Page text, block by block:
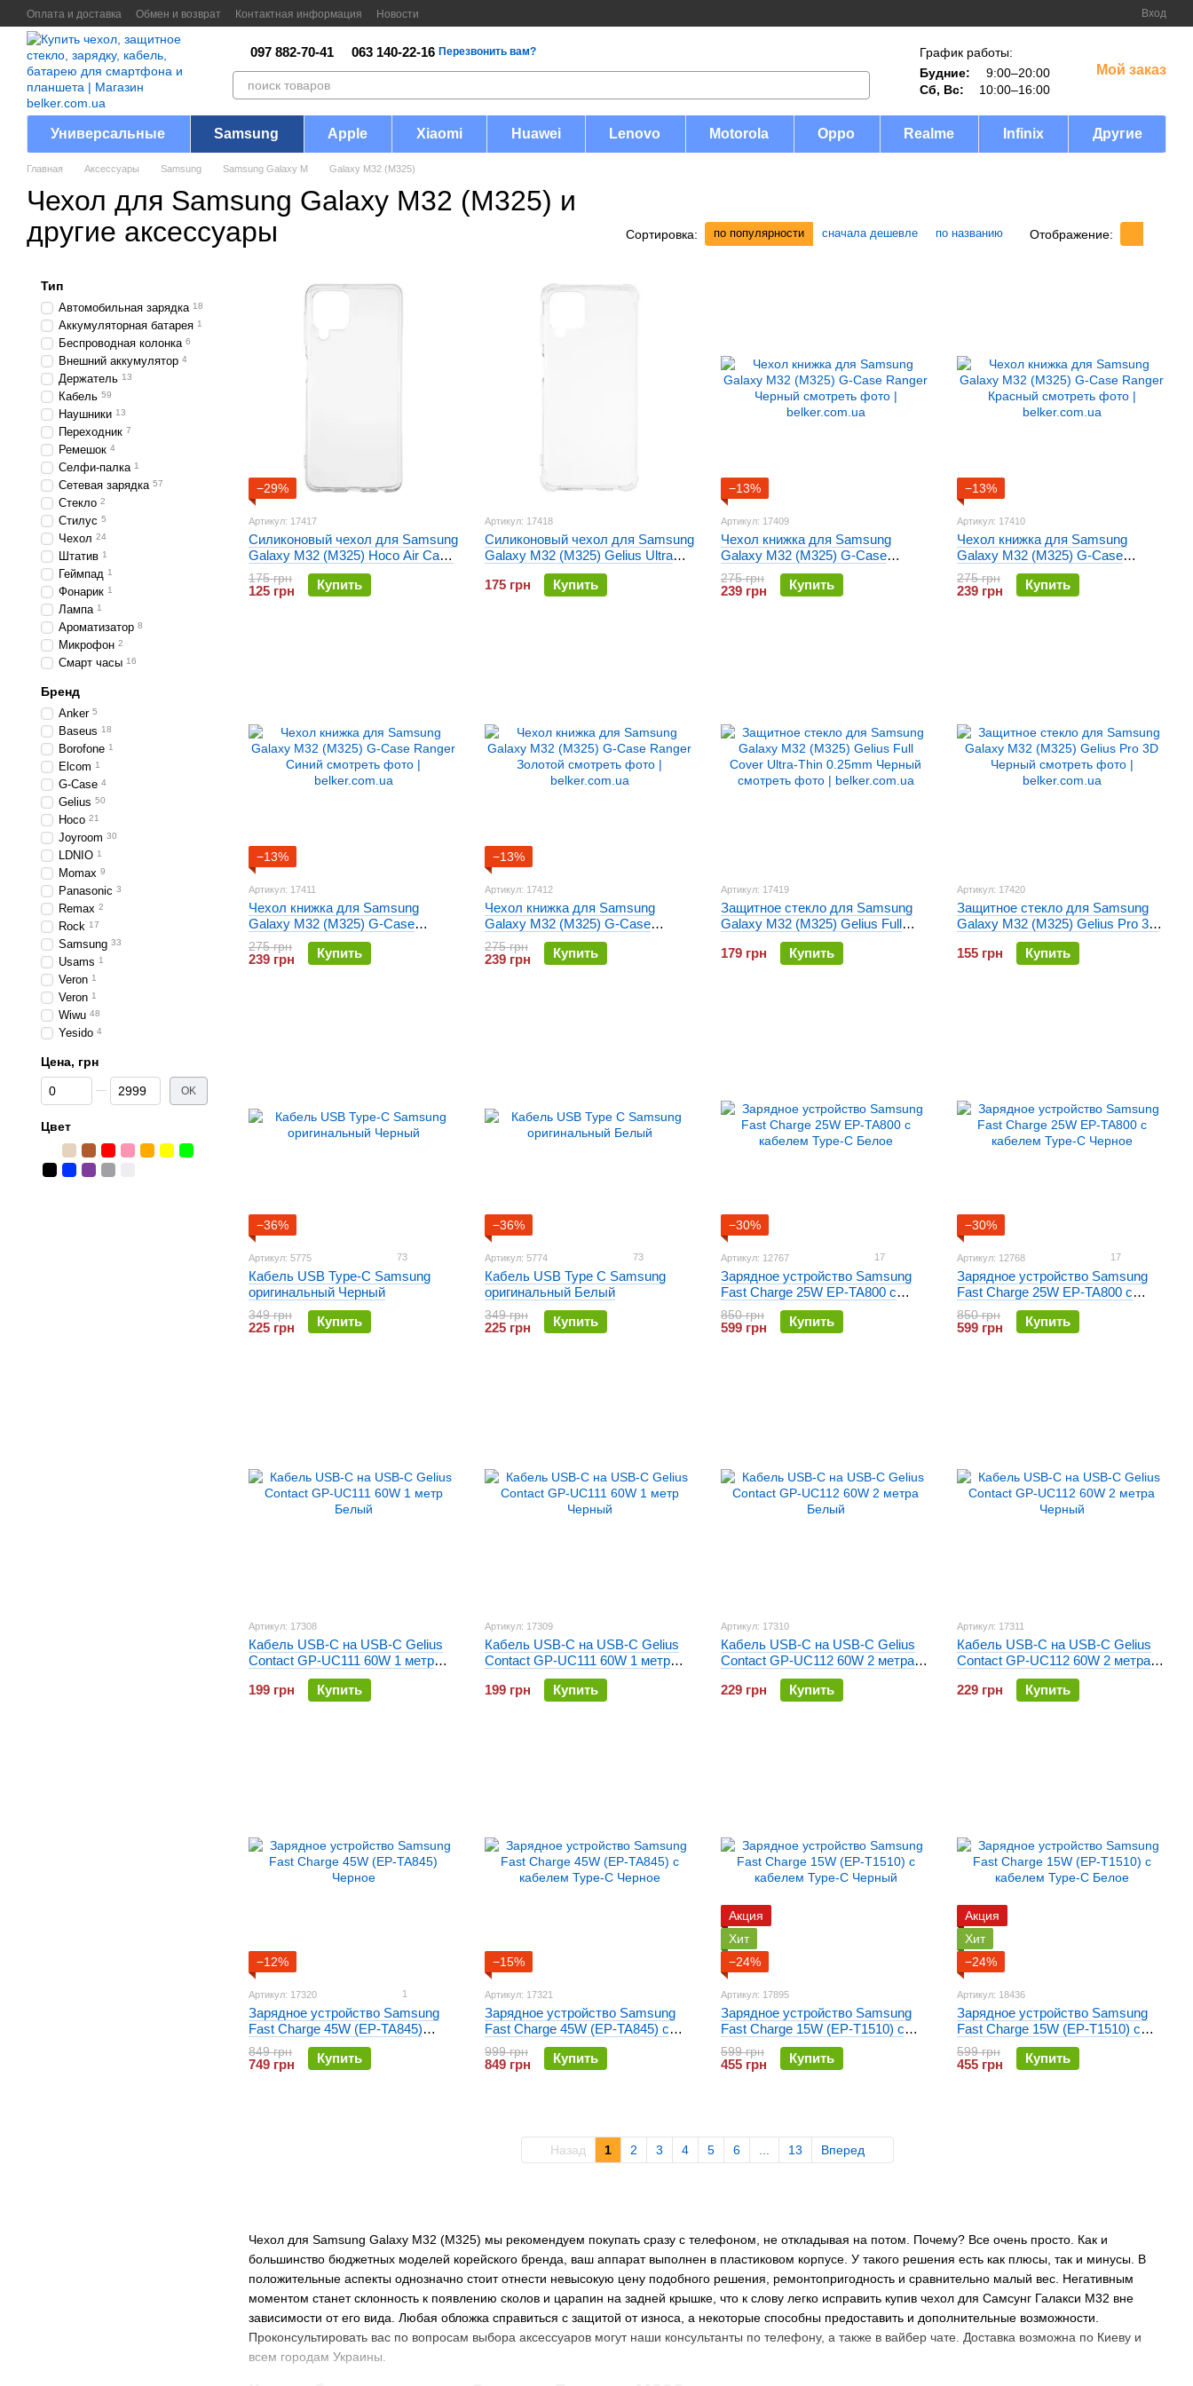
Перейти к основному контенту
Оплата и доставка Обмен и возврат Контактная информация Новости Вход
097 882-70-41 063 140-22-16 Перезвонить вам?
График работы:
Будние:
9:00–20:00
Сб, Вс:
10:00–16:00
Мой заказ
Универсальные Samsung Apple Xiaomi Huawei Lenovo Motorola Oppo Realme Infinix Другие
Главная Аксессуары Samsung Samsung Galaxy M Galaxy M32 (M325)
Чехол для Samsung Galaxy M32 (M325) и
другие аксессуары
Сортировка: по популярности сначала дешевле по названию Отображение:
Чехол для Samsung Galaxy M32 (M325) мы рекомендуем покупать сразу с телефоном, не откладывая на потом. Почему? Все очень просто. Как и
большинство бюджетных моделей корейского бренда, ваш аппарат выполнен в пластиковом корпусе. У такого решения есть как плюсы, так и минусы. В
положительные аспекты однозначно стоит отнести невысокую цену подобного решения, ремонтопригодность и сравнительно малый вес. Негативным
моментом станет склонность к появлению сколов и царапин на задней крышке, что к слову легко исправить купив чехол для Самсунг Галакси М32 вне
зависимости от его вида. Любая обложка справиться с защитой от износа, а некоторые способны предоставить и дополнительные возможности.
Проконсультировать вас по вопросам выбора аксессуаров могут наши консультанты по телефону, а также в вайбер чате. Доставка возможна по Киеву и
всем городам Украины.
−29%
Артикул: 17417
Силиконовый чехол для Samsung
Galaxy M32 (M325) Hoco Air Case
Прозрачный
175 грн
125 грн Купить
Артикул: 17418
Силиконовый чехол для Samsung
Galaxy M32 (M325) Gelius Ultra
Thin Proof Прозрачный
175 грн
Купить
−13%
Артикул: 17409
Чехол книжка для Samsung
Galaxy M32 (M325) G-Case
Ranger Черный
275 грн
239 грн Купить
−13%
Артикул: 17410
Чехол книжка для Samsung
Galaxy M32 (M325) G-Case
Ranger Красный
275 грн
239 грн Купить
−13%
Артикул: 17411
Чехол книжка для Samsung
Galaxy M32 (M325) G-Case
Ranger Синий
275 грн
239 грн Купить
−13%
Артикул: 17412
Чехол книжка для Samsung
Galaxy M32 (M325) G-Case
Ranger Золотой
275 грн
239 грн Купить
Артикул: 17419
Защитное стекло для Samsung
Galaxy M32 (M325) Gelius Full
Cover Ultra-Thin 0.25mm Черное
179 грн
Купить
Артикул: 17420
Защитное стекло для Samsung
Galaxy M32 (M325) Gelius Pro 3D
155 грн
Купить
−36%
Артикул: 5775 73
Кабель USB Type-C Samsung
оригинальный Черный
349 грн
225 грн Купить
−36%
Артикул: 5774 73
Кабель USB Type C Samsung
оригинальный Белый
349 грн
225 грн Купить
−30%
Артикул: 12767 17
Зарядное устройство Samsung
Fast Charge 25W EP-TA800 с
кабелем Type-C Белое
850 грн
599 грн Купить
−30%
Артикул: 12768 17
Зарядное устройство Samsung
Fast Charge 25W EP-TA800 с
кабелем Type-C Черное
850 грн
599 грн Купить
Артикул: 17308
Кабель USB-C на USB-C Gelius
Contact GP-UC111 60W 1 метр
199 грн
Купить
Артикул: 17309
Кабель USB-C на USB-C Gelius
Contact GP-UC111 60W 1 метр
199 грн
Купить
Артикул: 17310
Кабель USB-C на USB-C Gelius
Contact GP-UC112 60W 2 метра
229 грн
Купить
Артикул: 17311
Кабель USB-C на USB-C Gelius
Contact GP-UC112 60W 2 метра
229 грн
Купить
−12%
Артикул: 17320 1
Зарядное устройство Samsung
Fast Charge 45W (EP-TA845)
Черное
849 грн
749 грн Купить
−15%
Артикул: 17321
Зарядное устройство Samsung
Fast Charge 45W (EP-TA845) с
кабелем Type-C Черное
999 грн
849 грн Купить
Акция
Хит
−24%
Артикул: 17895
Зарядное устройство Samsung
Fast Charge 15W (EP-T1510) с
кабелем Type-C Черный
599 грн
455 грн Купить
Акция
Хит
−24%
Артикул: 18436
Зарядное устройство Samsung
Fast Charge 15W (EP-T1510) с
кабелем Type-C Белое
599 грн
455 грн Купить
Назад 1 2 3 4 5 6 13 Вперед
Тип
Автомобильная зарядка 18
Аккумуляторная батарея 1
Беспроводная колонка 6
Внешний аккумулятор 4
Держатель 13
Кабель 59
Наушники 13
Переходник 7
Ремешок 4
Селфи-палка 1
Сетевая зарядка 57
Стекло 2
Стилус 5
Чехол 24
Штатив 1
Геймпад 1
Фонарик 1
Лампа 1
Ароматизатор 8
Микрофон 2
Смарт часы 16
Бренд
Anker 5
Baseus 18
Borofone 1
Elcom 1
G-Case 4
Gelius 50
Hoco 21
Joyroom 30
LDNIO 1
Momax 9
Panasonic 3
Remax 2
Rock 17
Samsung 33
Usams 1
Veron 1
Veron 1
Wiwu 48
Yesido 4
Цена, грн
От Цена, грн
До Цена, грн OK
Цвет